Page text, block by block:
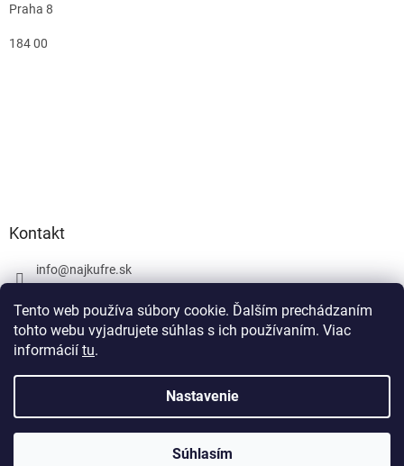
Tento web používa súbory cookie. Ďalším prechádzaním
tohto webu vyjadrujete súhlas s ich používaním. Viac
informácií tu.
Nastavenie
Súhlasím
Praha 8
184 00
Kontakt
info@najkufre.sk
Facebook
Vytvoril Shoptet
najkufre.sk. Všetky práva vyhradené.